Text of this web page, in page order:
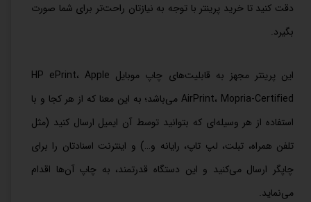
دقت کنید تا خرید پرینتر با توجه به نیازتان راحت‌تر برای شما صورت
بگیرد.
این پرینتر مجهز به قابلیت‌‌های چاپ موبایل HP ePrint، Apple
AirPrint، Mopria-Certified می‌باشد؛ به این معنا که از هر کجا و با
استفاده از هر وسیله‌ای که بتوانید توسط آن ایمیل ارسال کنید (مثل
تلفن همراه، تبلت، لپ تاپ، رایانه و…) و اینترنت اسنادتان را برای
چاپگر ارسال می‌کنید و این دستگاه قدرتمند، به چاپ آن‌ها اقدام
می‌نماید.